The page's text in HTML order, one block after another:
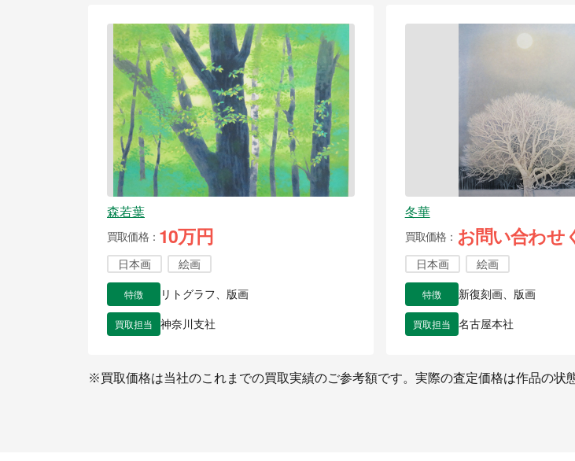
森若葉
買取価格 10万円
日本画 絵画
特徴 リトグラフ、版画
買取担当 神奈川支社
冬華
買取価格 お問い合わせ
日本画 絵画
特徴 新復刻画、版画
買取担当 名古屋本社
※買取価格は当社のこれまでの買取実績のご参考額です。実際の査定価格は作品の状